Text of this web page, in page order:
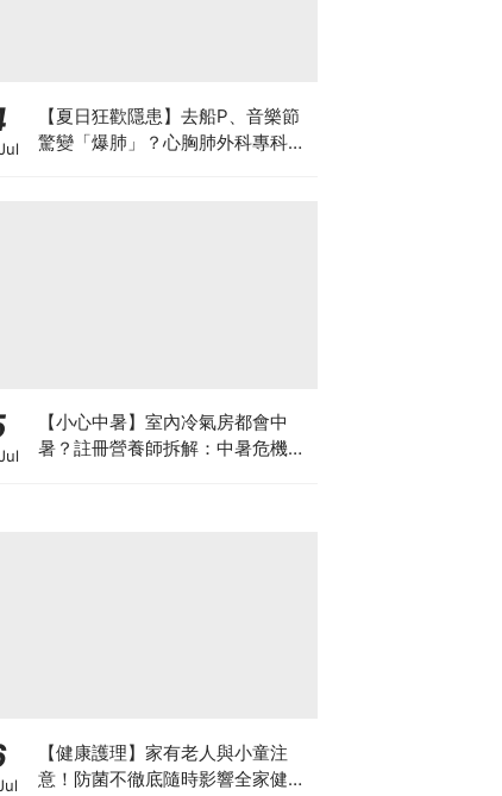
【夏日狂歡隱患】去船P、音樂節
驚變「爆肺」？心胸肺外科專科醫
【小心中暑】室內冷氣房都會中
暑？註冊營養師拆解：中暑危機及
【健康護理】家有老人與小童注
意！防菌不徹底隨時影響全家健康